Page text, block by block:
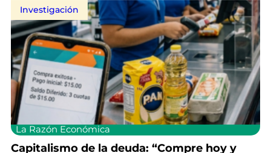
Investigación
La Razón Económica
Capitalismo de la deuda: “Compre hoy y